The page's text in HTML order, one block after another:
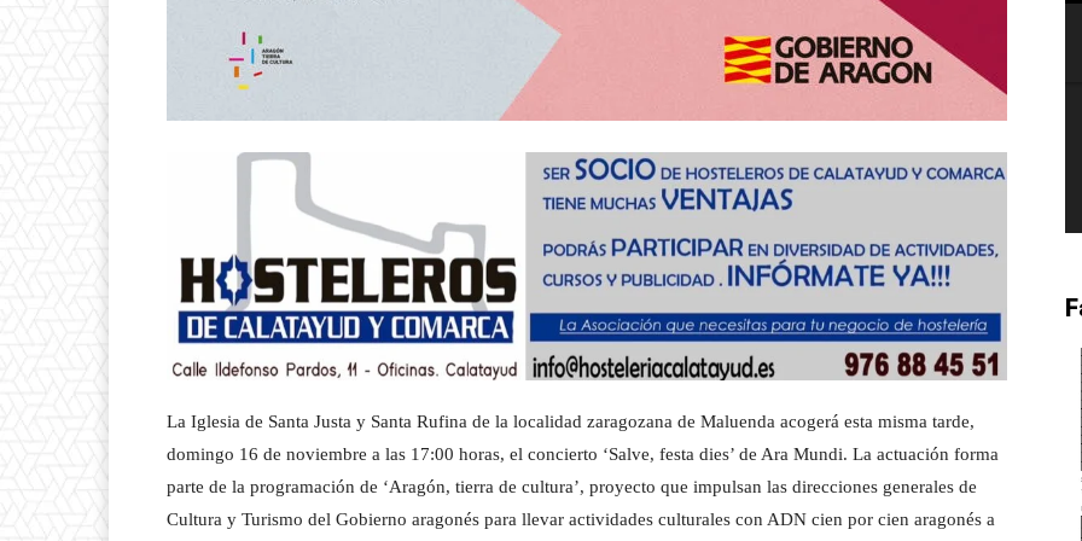
La Iglesia de Santa Justa y Santa Rufina de la localidad zaragozana de Maluenda acogerá esta misma tarde,
domingo 16 de noviembre a las 17:00 horas, el concierto ‘Salve, festa dies’ de Ara Mundi. La actuación forma
parte de la programación de ‘Aragón, tierra de cultura’, proyecto que impulsan las direcciones generales de
Cultura y Turismo del Gobierno aragonés para llevar actividades culturales con ADN cien por cien aragonés a